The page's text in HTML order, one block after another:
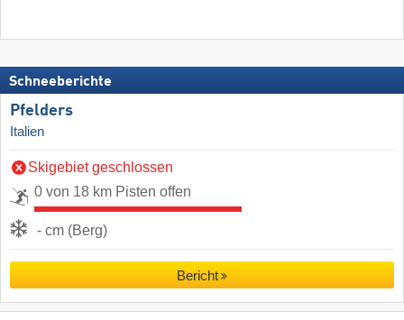
Schneeberichte
Pfelders
Italien
Skigebiet geschlossen
0 von 18 km Pisten offen
- cm (Berg)
Bericht